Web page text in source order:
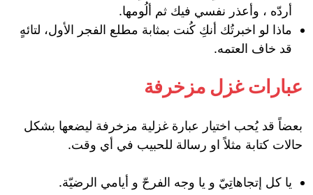
أردّه ، وأعذر نفسي فيك ثم ألُومها.
ماذا لو اخبرتُك أنكِ كُنت بمثابة مطلع الفجر الأول، لتائهٍ
قد خاف العتمه.
عبارات غزل مزخرفة
بعضاً قد يُحب اختيار عبارة غزلية مزخرفة ليضعها بشكل
حالات كتابة مثلاً او رسالة للحبيب في أي وقت.
يا كل إتجاهاتِيّ و يا وجه الفرحّ و أيامي الرضيّة.